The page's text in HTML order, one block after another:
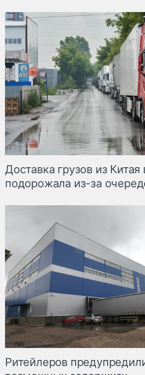
Доставка грузов из
подорожала из-за
Ритейлеров